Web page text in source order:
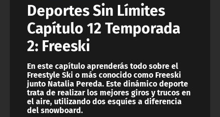
ACTUALIDAD Y TENDENCIAS
CORPORATIVO Y TRANSPARENCIA
CANAL DE DENUNCIAS
ÁREA DE PROYECTOS
Deportes Sin Límites
Capítulo 12 Temporada
2: Freeski
En este capítulo aprenderás todo sobre el
Freestyle Ski o más conocido como Freeski
junto Natalia Pereda. Este dinámico deporte
trata de realizar los mejores giros y trucos en
el aire, utilizando dos esquíes a diferencia
del snowboard.